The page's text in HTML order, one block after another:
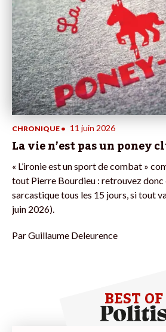
CHRONIQUE • 11 juin 2026
La vie n’est pas un poney
« L’ironie est un sport de combat »
tout Pierre Bourdieu : retrouvez donc
sarcastique tous les 15 jours, si tout
juin 2026).
ParGuillaume Deleurence
BEST OF